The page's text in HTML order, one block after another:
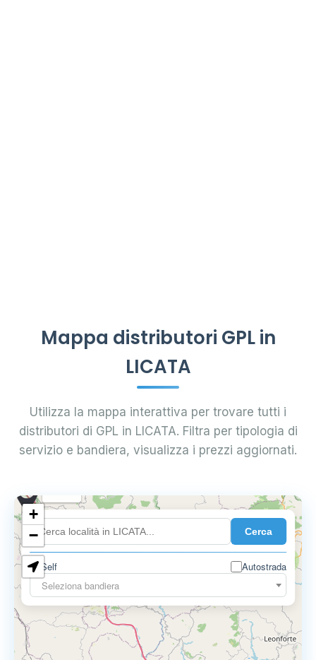
Mappa distributori GPL in
LICATA
Utilizza la mappa interattiva per trovare tutti i
distributori di GPL in LICATA. Filtra per tipologia di
servizio e bandiera, visualizza i prezzi aggiornati.
Cerca
Self
Autostrada
Seleziona bandiera
+
−